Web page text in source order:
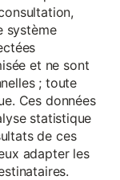
système
et ne sont
; toute
Ces données
statistique
de ces
adapter les